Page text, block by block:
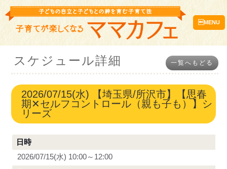
MENU
スケジュール詳細 一覧へもどる
2026/07/15(水) 【埼玉県/所沢市】【思春
期✕セルフコントロール（親も子も）】シ
リーズ
日時
2026/07/15(水) 10:00～12:00